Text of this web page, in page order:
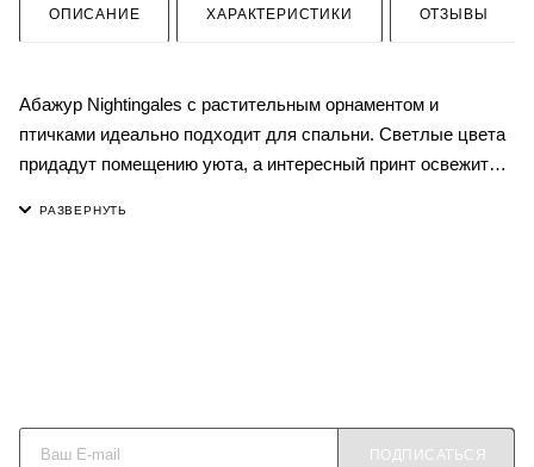
ОПИСАНИЕ ХАРАКТЕРИСТИКИ ОТЗЫВЫ
Абажур Nightingales с растительным орнаментом и
птичками идеально подходит для спальни. Светлые цвета
придадут помещению уюта, а интересный принт освежит
комплектуется переходником для цоколя E14.
ПОДПИСАТЬСЯ